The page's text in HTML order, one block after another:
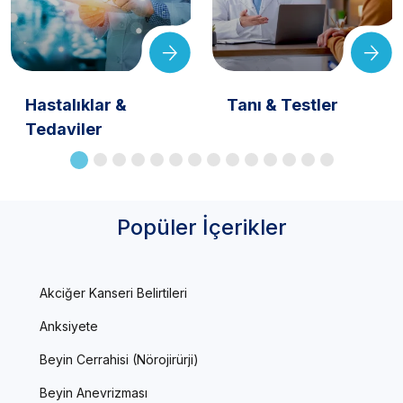
Hastalıklar &
Tedaviler
Tanı & Testler
Popüler İçerikler
Akciğer Kanseri Belirtileri
Anksiyete
Beyin Cerrahisi (Nörojirürji)
Beyin Anevrizması